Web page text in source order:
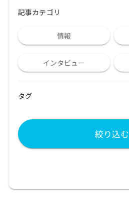
記事カテゴリ
情報
インタビュー
タグ
絞り込む